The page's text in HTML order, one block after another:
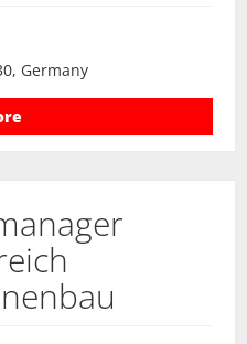
Germany